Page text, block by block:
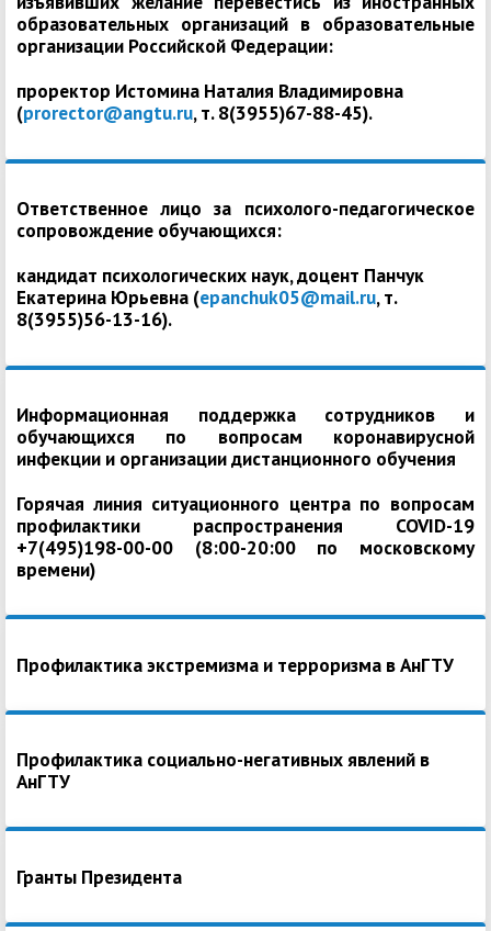
образовательных организаций в образовательные
организации Российской Федерации:
проректор Истомина Наталия Владимировна
(prorector@angtu.ru, т. 8(3955)67-88-45).
Ответственное лицо за психолого-педагогическое
сопровождение обучающихся:
кандидат психологических наук, доцент Панчук
Екатерина Юрьевна (epanchuk05@mail.ru, т.
8(3955)56-13-16).
Информационная поддержка сотрудников и
обучающихся по вопросам коронавирусной
инфекции и организации дистанционного обучения
Горячая линия ситуационного центра по вопросам
профилактики распространения COVID-19
+7(495)198-00-00 (8:00-20:00 по московскому
времени)
Профилактика экстремизма и терроризма в АнГТУ
Профилактика социально-негативных явлений в
АнГТУ
Гранты Президента